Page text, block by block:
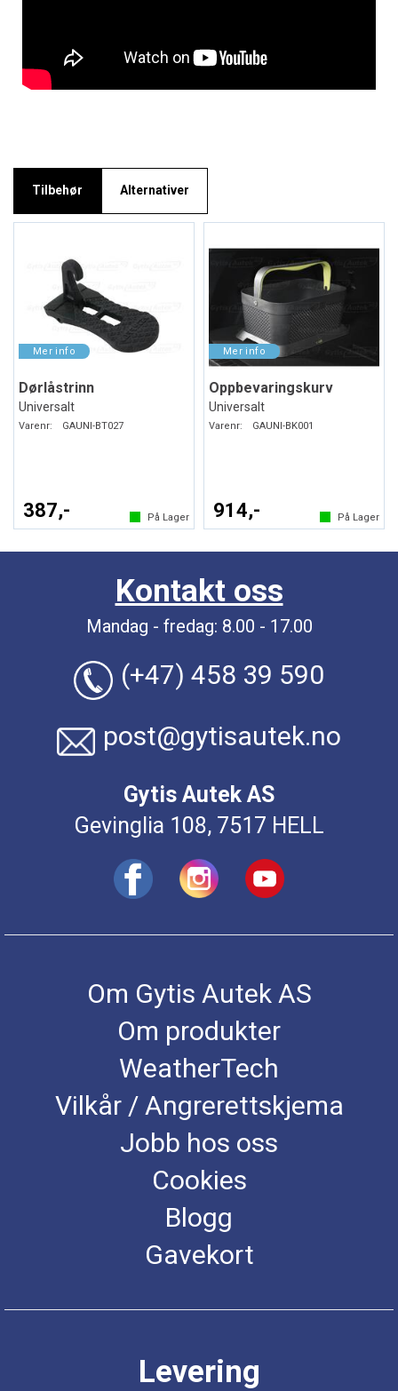
Tilbehør Alternativer
Dørlåstrinn
Universalt
Varenr: GAUNI-BT027
387,- På Lager
Oppbevaringskurv
Universalt
Varenr: GAUNI-BK001
914,- På Lager
Kontakt oss
Mandag - fredag: 8.00 - 17.00
(+47) 458 39 590
post@gytisautek.no
Gytis Autek AS
Gevinglia 108, 7517 HELL
Om Gytis Autek AS
Om produkter
WeatherTech
Vilkår / Angrerettskjema
Jobb hos oss
Cookies
Blogg
Gavekort
Levering